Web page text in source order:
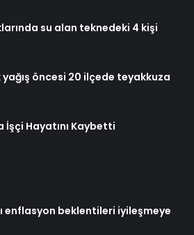
su alan teknedeki 4 kişi
yağış öncesi 20 ilçede teyakkuza
İşçi Hayatını Kaybetti
enflasyon beklentileri iyileşmeye